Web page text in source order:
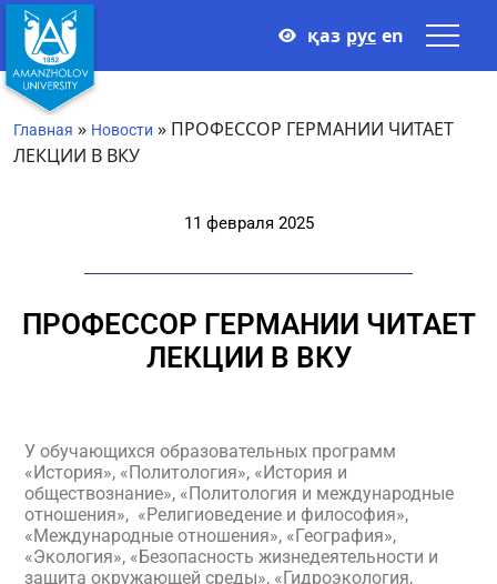
қаз рус en
Главная » Новости » ПРОФЕССОР ГЕРМАНИИ ЧИТАЕТ
ЛЕКЦИИ В ВКУ
11 февраля 2025
ПРОФЕССОР ГЕРМАНИИ ЧИТАЕТ
ЛЕКЦИИ В ВКУ
У обучающихся образовательных программ
«История», «Политология», «История и
обществознание», «Политология и международные
отношения», «Религиоведение и философия»,
«Международные отношения», «География»,
«Экология», «Безопасность жизнедеятельности и
защита окружающей среды», «Гидроэкология,